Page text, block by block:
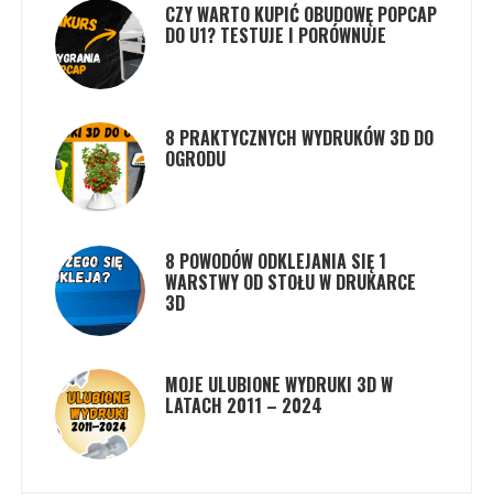
CZY WARTO KUPIĆ OBUDOWĘ POPCAP
DO U1? TESTUJE I PORÓWNUJE
8 PRAKTYCZNYCH WYDRUKÓW 3D DO
OGRODU
8 POWODÓW ODKLEJANIA SIĘ 1
WARSTWY OD STOŁU W DRUKARCE
3D
MOJE ULUBIONE WYDRUKI 3D W
LATACH 2011 – 2024